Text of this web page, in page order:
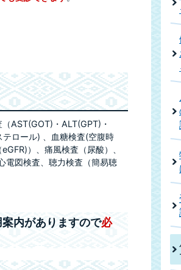
AST(GOT)・ALT(GPT)・
ロール) 、血糖検査(空腹時
）、痛風検査（尿酸）、
電図検査、聴力検査（簡易聴
内がありますので必